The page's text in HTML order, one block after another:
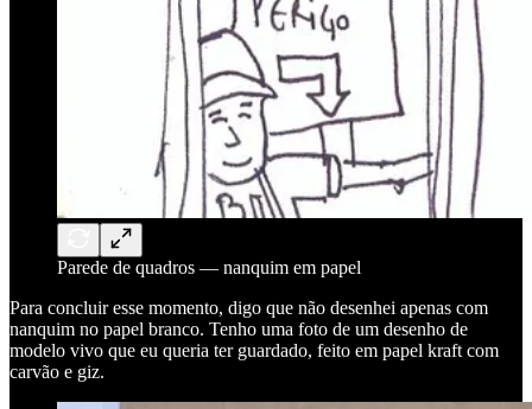
Parede de quadros — nanquim em papel
Para concluir esse momento, digo que não desenhei apenas com
nanquim no papel branco. Tenho uma foto de um desenho de
modelo vivo que eu queria ter guardado, feito em papel kraft com
carvão e giz.